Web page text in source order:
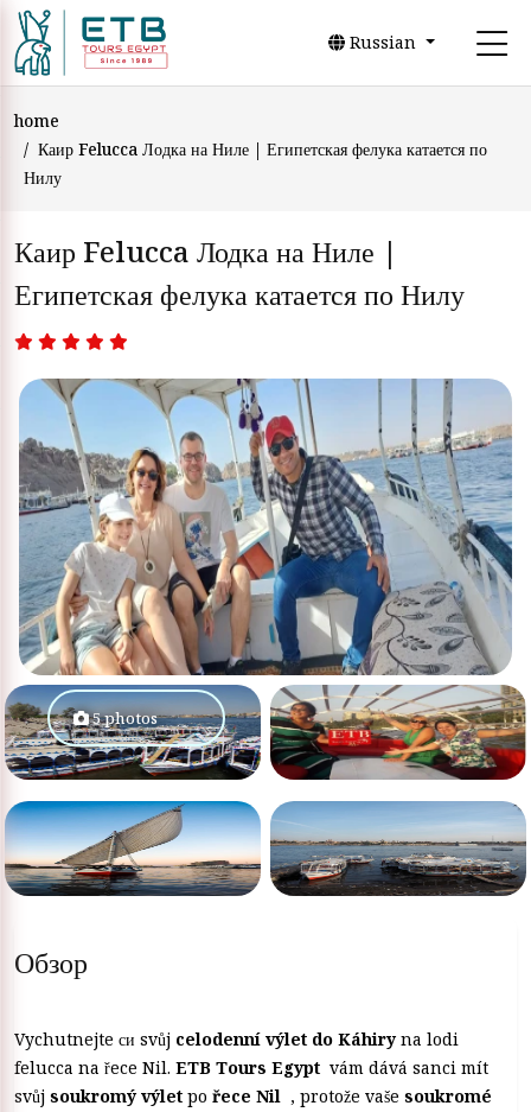
Russian
home
Каир Felucca Лодка на Ниле | Египетская фелука катается по
Нилу
Каир Felucca Лодка на Ниле |
Египетская фелука катается по Нилу
5 photos
Обзор
Vychutnejte си svůj celodenní výlet do Káhiryna lodi
felucca na řece Nil. ETB Tours Egypt vám dává sanci mít
svůj soukromý výlet po řece Nil , protože vaše soukromé